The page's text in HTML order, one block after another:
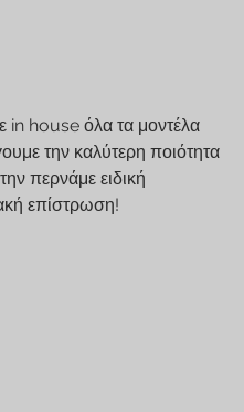
in house όλα τα μοντέλα
την καλύτερη ποιότητα
περνάμε ειδική
επίστρωση!